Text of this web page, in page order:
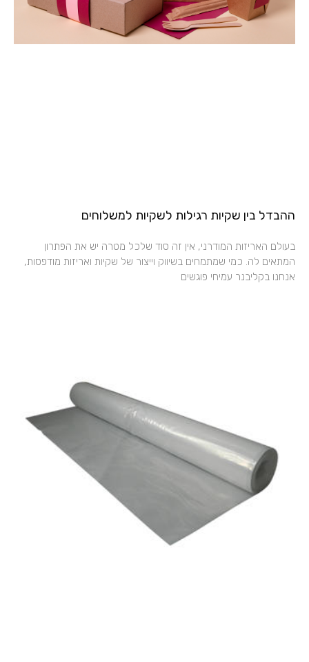
ההבדל בין שקיות רגילות לשקיות למשלוחים
בעולם האריזות המודרני, אין זה סוד שלכל מטרה יש את הפתרון
המתאים לה. כמי שמתמחים בשיווק וייצור של שקיות ואריזות מודפסות,
אנחנו בקליבנר עמיחי פוגשים